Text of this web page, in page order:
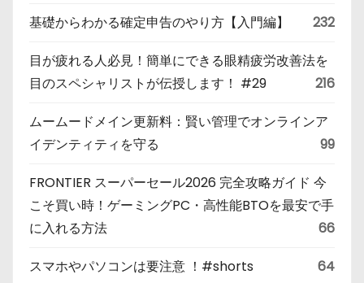
基礎からわかる確定申告のやり方【入門編】 232
目が疲れる人必見！簡単にできる眼精疲労改善法を
目のスペシャリストが伝授します！ #29
216
ムームードメイン更新料：賢い管理でオンラインア
イデンティティを守る
99
FRONTIER スーパーセール2026 完全攻略ガイド 今
こそ買い時！ゲーミングPC・高性能BTOを最安で手
に入れる方法
66
スマホやパソコンは要注意 ！#shorts 64